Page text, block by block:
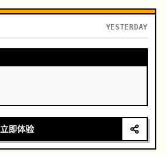
YESTERDAY
立即体验